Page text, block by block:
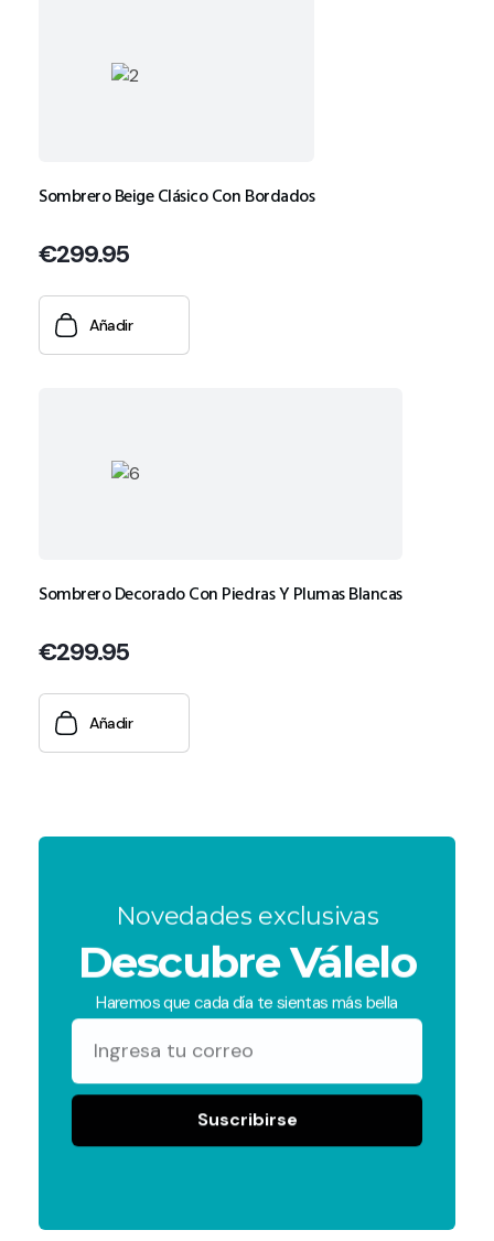
Sombrero Beige Clásico Con Bordados
€299.95
Añadir
Sombrero Decorado Con Piedras Y Plumas Blancas
€299.95
Añadir
Novedades exclusivas
Descubre Válelo
Haremos que cada día te sientas más bella
Suscribirse